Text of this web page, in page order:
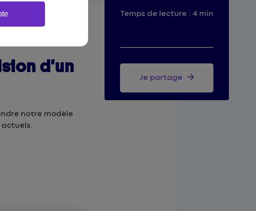
d’un
notre modèle
actuels.
Temps de lecture : 4 min
Je partage